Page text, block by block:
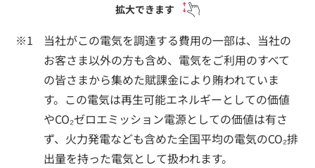
拡大できます
当社がこの電気を調達する費用の一部は、当社の
お客さま以外の方も含め、電気をご利用のすべて
の皆さまから集めた賦課金により賄われていま
す。この電気は再生可能エネルギーとしての価値
やCO₂ゼロエミッション電源としての価値は有さ
ず、火力発電なども含めた全国平均の電気のCO₂排
出量を持った電気として扱われます。